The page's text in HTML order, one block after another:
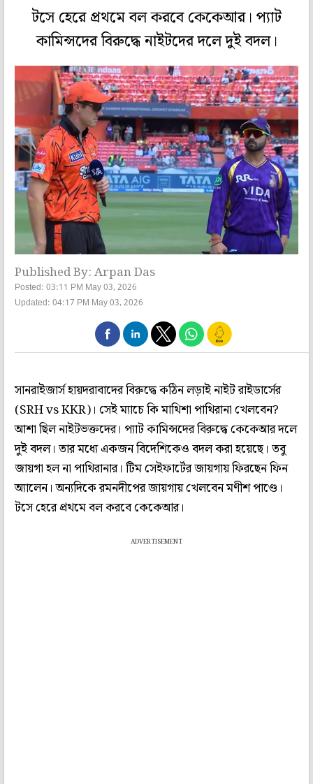
টসে হেরে প্রথমে বল করবে কেকেআর। প্যাট
কামিন্সদের বিরুদ্ধে নাইটদের দলে দুই বদল।
Published By: Arpan Das
Posted: 03:11 PM May 03, 2026
Updated: 04:17 PM May 03, 2026
সানরাইজার্স হায়দরাবাদের বিরুদ্ধে কঠিন লড়াই নাইট রাইডার্সের
(SRH vs KKR)। সেই ম্যাচে কি মাথিশা পাথিরানা খেলবেন?
আশা ছিল নাইটভক্তদের। প্যাট কামিন্সদের বিরুদ্ধে কেকেআর দলে
দুই বদল। তার মধ্যে একজন বিদেশিকেও বদল করা হয়েছে। তবু
জায়গা হল না পাথিরানার। টিম সেইফার্টের জায়গায় ফিরছেন ফিন
অ্যালেন। অন্যদিকে রমনদীপের জায়গায় খেলবেন মণীশ পাণ্ডে।
টসে হেরে প্রথমে বল করবে কেকেআর।
ADVERTISEMENT